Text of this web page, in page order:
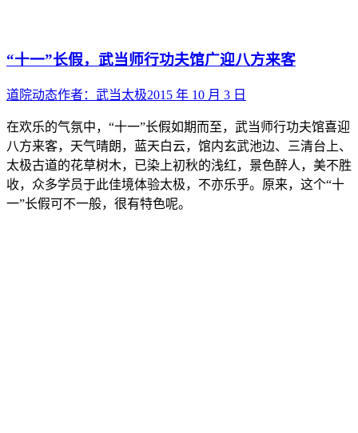
“十一”长假，武当师行功夫馆广迎八方来客
道院动态作者： 武当太极2015 年 10 月 3 日
在欢乐的气氛中，“十一”长假如期而至，武当师行功夫馆喜迎
八方来客，天气晴朗，蓝天白云，馆内玄武池边、三清台上、
太极古道的花草树木，已染上初秋的浅红，景色醉人，美不胜
收，众多学员于此佳境体验太极，不亦乐乎。原来，这个“十
一”长假可不一般，很有特色呢。